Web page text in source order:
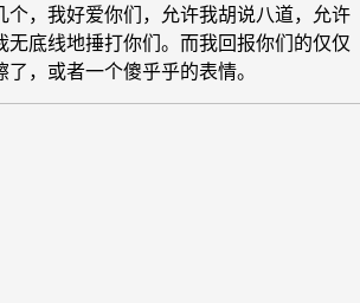
，我好爱你们，允许我胡说八道，允许
无底线地捶打你们。而我回报你们的仅仅
，或者一个傻乎乎的表情。